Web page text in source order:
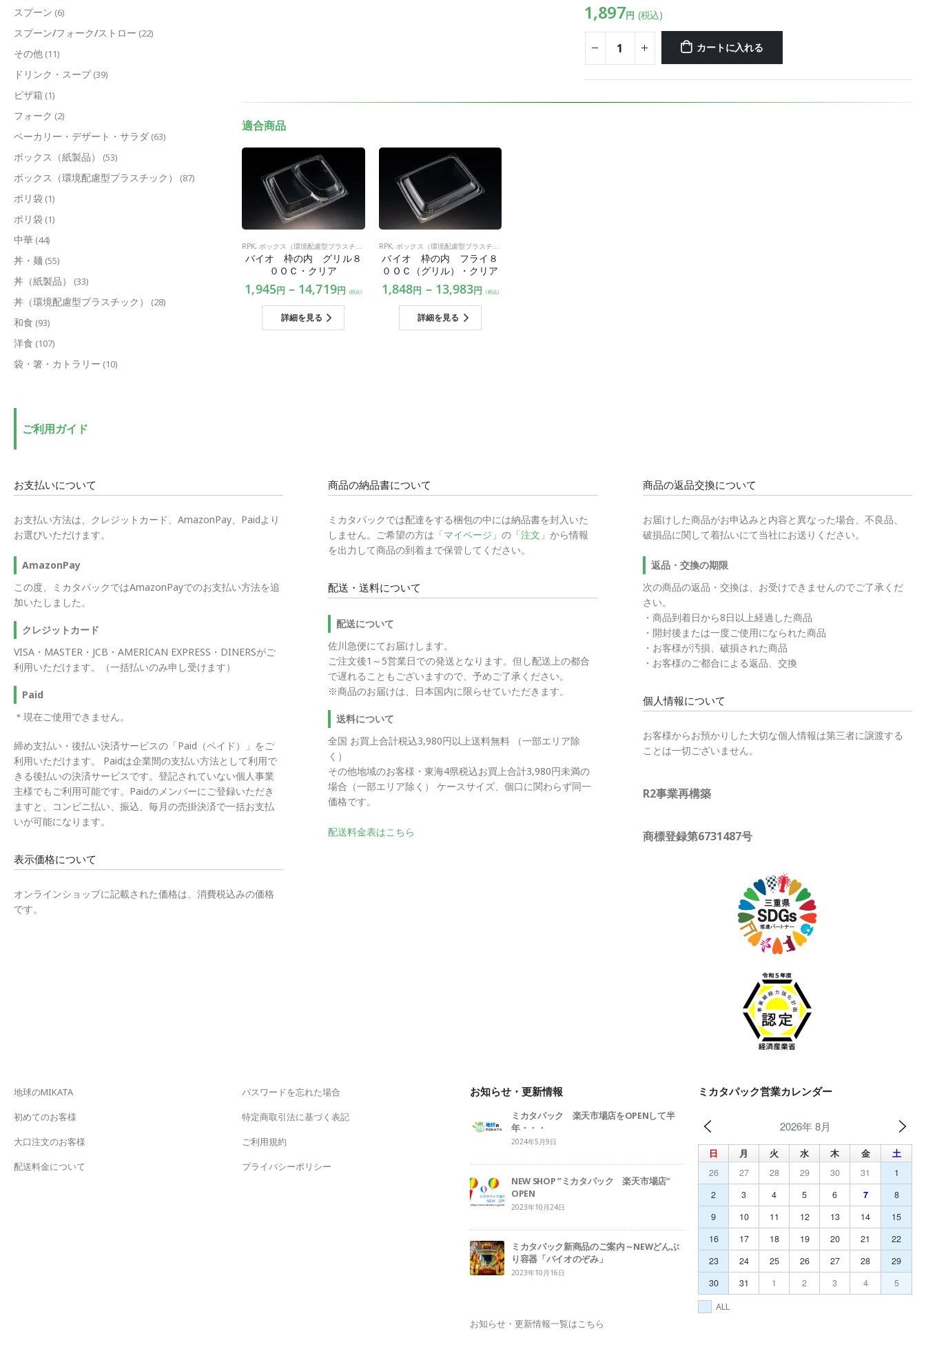
1,897円 (税込)
カートに入れる
適合商品
RPK, ボックス（環境配慮型プラスチック）
バイオ 枠の内 グリル８
０ＯＣ・クリア
1,945円 – 14,719円 (税込)
詳細を見る
RPK, ボックス（環境配慮型プラスチック）
バイオ 枠の内 フライ８
０ＯＣ（グリル）・クリア
1,848円 – 13,983円 (税込)
詳細を見る
スプーン (6)
スプーン/フォーク/ストロー (22)
その他 (11)
ドリンク・スープ (39)
ピザ箱 (1)
フォーク (2)
ベーカリー・デザート・サラダ (63)
ボックス（紙製品） (53)
ボックス（環境配慮型プラスチック） (87)
ポリ袋 (1)
ポリ袋 (1)
中華 (44)
丼・麺 (55)
丼（紙製品） (33)
丼（環境配慮型プラスチック） (28)
和食 (93)
洋食 (107)
袋・箸・カトラリー (10)
ご利用ガイド
お支払いについて
お支払い方法は、クレジットカード、AmazonPay、Paidより
お選びいただけます。
AmazonPay
この度、ミカタパックではAmazonPayでのお支払い方法を追
加いたしました。
クレジットカード
VISA・MASTER・JCB・AMERICAN EXPRESS・DINERSがご
利用いただけます。（一括払いのみ申し受けます）
Paid
＊現在ご使用できません。
締め支払い・後払い決済サービスの「Paid（ペイド）」をご
利用いただけます。 Paidは企業間の支払い方法として利用で
きる後払いの決済サービスです。登記されていない個人事業
主様でもご利用可能です。Paidのメンバーにご登録いただき
ますと、コンビニ払い、振込、毎月の売掛決済で一括お支払
いが可能になります。
表示価格について
オンラインショップに記載された価格は、消費税込みの価格
です。
商品の納品書について
ミカタパックでは配達をする梱包の中には納品書を封入いた
しません。ご希望の方は「マイページ 」の「注文 」から情報
を出力して商品の到着まで保管してください。
配送・送料について
配送について
佐川急便にてお届けします。
ご注文後1～5営業日での発送となります。但し配送上の都合
で遅れることもございますので、予めご了承ください。
※商品のお届けは、日本国内に限らせていただきます。
送料について
全国 お買上合計税込3,980円以上送料無料 （一部エリア除
く）
その他地域のお客様・東海4県税込お買上合計3,980円未満の
場合（一部エリア除く） ケースサイズ、個口に関わらず同一
価格です。
配送料金表はこちら
商品の返品交換について
お届けした商品がお申込みと内容と異なった場合、不良品、
破損品に関して着払いにて当社にお送りください。
返品・交換の期限
次の商品の返品・交換は、お受けできませんのでご了承くだ
さい。
・商品到着日から8日以上経過した商品
・開封後または一度ご使用になられた商品
・お客様が汚損、破損された商品
・お客様のご都合による返品、交換
個人情報について
お客様からお預かりした大切な個人情報は第三者に譲渡する
ことは一切ございません。
R2事業再構築
商標登録第6731487号
地球のMIKATA
初めてのお客様
大口注文のお客様
配送料金について
パスワードを忘れた場合
特定商取引法に基づく表記
ご利用規約
プライバシーポリシー
お知らせ・更新情報
ミカタパック 楽天市場店をOPENして半
年・・・
2024年5月9日
NEW SHOP ”ミカタパック 楽天市場店”
OPEN
2023年10月24日
ミカタパック新商品のご案内～NEWどんぶ
り容器「バイオのぞみ」
2023年10月16日
お知らせ・更新情報一覧はこちら
ミカタパック営業カレンダー
2026年 8月
日 月 火 水 木 金
土
26
27 28 29 30 31
1
2
3 4 5 6 7
8
9
10 11 12 13 14
15
16
17 18 19 20 21
22
23
24 25 26 27 28
29
30
31 1 2 3 4 5
ALL